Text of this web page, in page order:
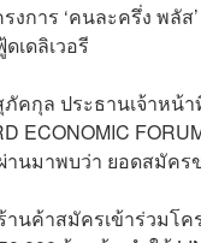
งการ ‘คนละครึ่ง พ
เดลิเวอรี
กุล ประธานเจ้าหน้า
ECONOMIC
นมาพบว่า ยอดสมัคร
นค้าสมัครเข้าร่วมโ